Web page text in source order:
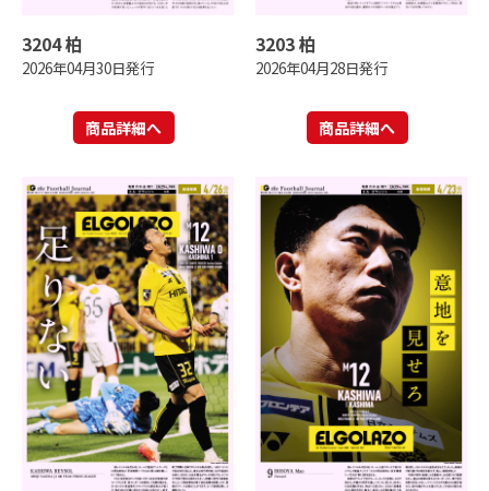
3204 柏
2026年04月30日発行
商品詳細へ
3203 柏
2026年04月28日発行
商品詳細へ